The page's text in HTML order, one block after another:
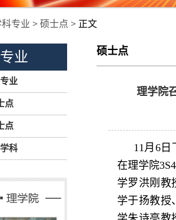
科专业 > 硕士点 > 正文
业
业
点
点
科
硕士点
理学院
11月6
在理学院
学罗洪刚教
学于扬教授